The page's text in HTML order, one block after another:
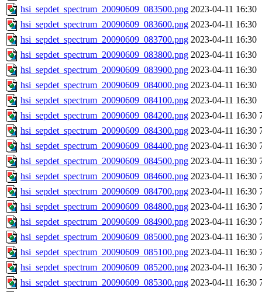
hsi_sepdet_spectrum_20090609_083500.png 2023-04-11 16:30
hsi_sepdet_spectrum_20090609_083600.png 2023-04-11 16:30
hsi_sepdet_spectrum_20090609_083700.png 2023-04-11 16:30
hsi_sepdet_spectrum_20090609_083800.png 2023-04-11 16:30
hsi_sepdet_spectrum_20090609_083900.png 2023-04-11 16:30
hsi_sepdet_spectrum_20090609_084000.png 2023-04-11 16:30
hsi_sepdet_spectrum_20090609_084100.png 2023-04-11 16:30
hsi_sepdet_spectrum_20090609_084200.png 2023-04-11 16:30
hsi_sepdet_spectrum_20090609_084300.png 2023-04-11 16:30
hsi_sepdet_spectrum_20090609_084400.png 2023-04-11 16:30
hsi_sepdet_spectrum_20090609_084500.png 2023-04-11 16:30
hsi_sepdet_spectrum_20090609_084600.png 2023-04-11 16:30
hsi_sepdet_spectrum_20090609_084700.png 2023-04-11 16:30
hsi_sepdet_spectrum_20090609_084800.png 2023-04-11 16:30
hsi_sepdet_spectrum_20090609_084900.png 2023-04-11 16:30
hsi_sepdet_spectrum_20090609_085000.png 2023-04-11 16:30
hsi_sepdet_spectrum_20090609_085100.png 2023-04-11 16:30
hsi_sepdet_spectrum_20090609_085200.png 2023-04-11 16:30
hsi_sepdet_spectrum_20090609_085300.png 2023-04-11 16:30